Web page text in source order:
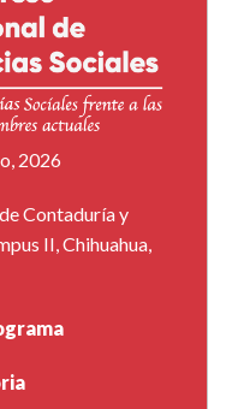
2026
Contaduría y
II, Chihuahua,